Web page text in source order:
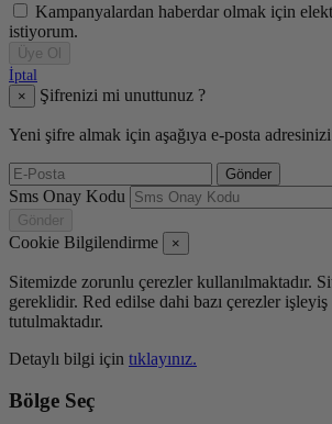
Kampanyalardan haberdar olmak için
istiyorum.
Üye Ol
İptal
×
Şifrenizi mi unuttunuz ?
Yeni şifre almak için aşağıya e-posta
Gönder
Sms Onay Kodu
Gönder
Cookie Bilgilendirme ×
Sitemizde zorunlu çerezler kullanılmaktadır.
gereklidir. Red edilse dahi bazı çerezler işleyiş
tutulmaktadır.
Detaylı bilgi için tıklayınız.
Bölge Seç